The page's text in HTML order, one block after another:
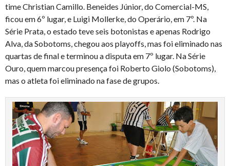
time Christian Camillo. Beneides Júnior, do Comercial-MS,
ficou em 6º lugar, e Luigi Mollerke, do Operário, em 7º. Na
Série Prata, o estado teve seis botonistas e apenas Rodrigo
Alva, da Sobotoms, chegou aos playoffs, mas foi eliminado nas
quartas de final e terminou a disputa em 7º lugar. Na Série
Ouro, quem marcou presença foi Roberto Giolo (Sobotoms),
mas o atleta foi eliminado na fase de grupos.